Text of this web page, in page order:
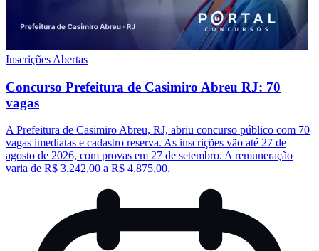
Inscrições Abertas
Concurso Prefeitura de Casimiro Abreu RJ: 70
vagas
A Prefeitura de Casimiro Abreu, RJ, abriu concurso público com 70
vagas imediatas e cadastro reserva. As inscrições vão até 27 de
agosto de 2026, com provas em 27 de setembro. A remuneração
varia de R$ 3.242,00 a R$ 4.875,00.